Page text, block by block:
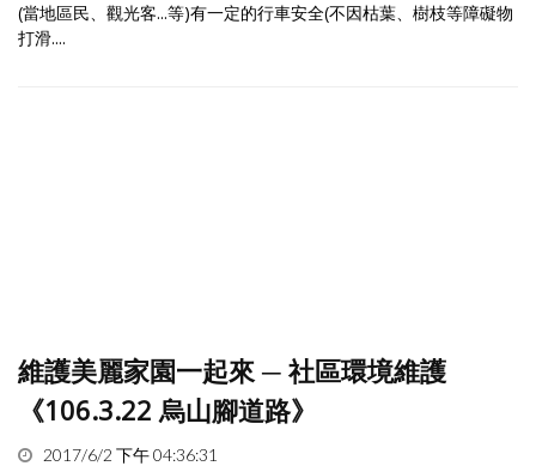
(當地區民、觀光客...等)有一定的行車安全(不因枯葉、樹枝等障礙物
打滑....
維護美麗家園一起來 ─ 社區環境維護
《106.3.22 烏山腳道路》
2017/6/2 下午 04:36:31